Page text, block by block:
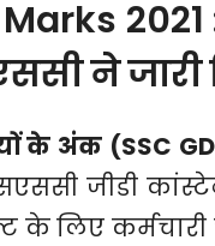
ने
के अंक (SSC
जीडी
के लिए